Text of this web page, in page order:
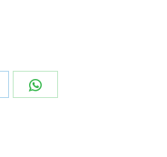
Share